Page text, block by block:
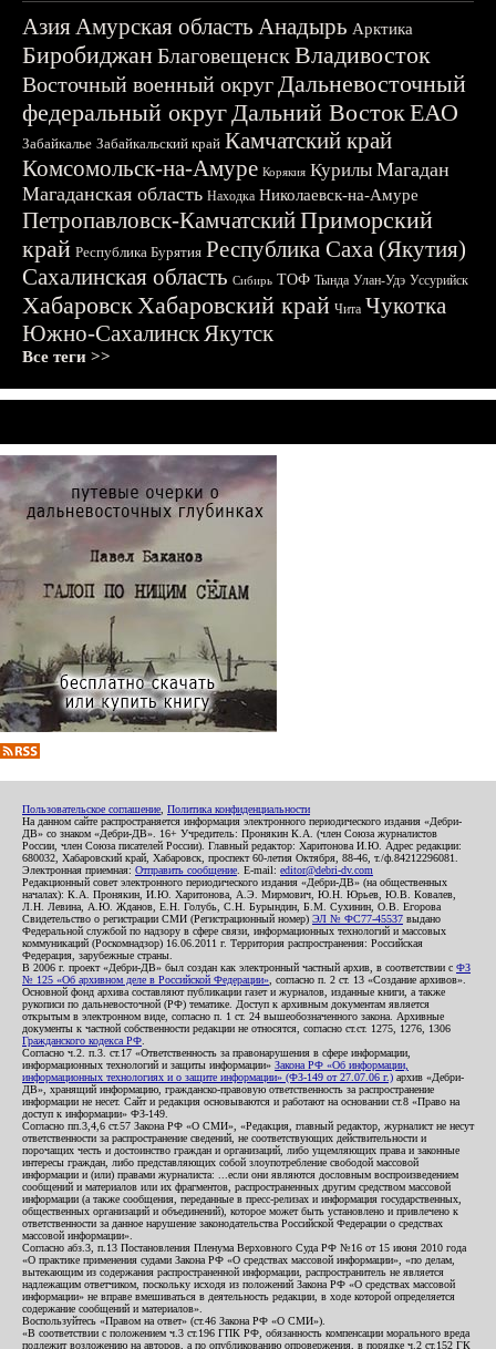
АзияАмурская область Анадырь Арктика
БиробиджанБлаговещенскВладивосток
Восточный военный округДальневосточный
федеральный округДальний ВостокЕАО
Забайкалье Забайкальский край Камчатский край
Комсомольск-на-Амуре Корякия Курилы Магадан
Магаданская область Находка Николаевск-на-Амуре
Петропавловск-КамчатскийПриморский
край Республика Бурятия Республика Саха (Якутия)
Сахалинская область Сибирь ТОФ Тында Улан-Удэ Уссурийск
ХабаровскХабаровский край Чита Чукотка
Южно-СахалинскЯкутск
Все теги >>
Пользовательское соглашение Политика конфиденциальности
На данном сайте распространяется информация электронного периодического издания «Дебри-
ДВ» со знаком «Дебри-ДВ». 16+ Учредитель: Пронякин К.А. (член Союза журналистов
России, член Союза писателей России). Главный редактор: Харитонова И.Ю. Адрес редакции:
680032, Хабаровский край, Хабаровск, проспект 60-летия Октября, 88-46, т./ф.84212296081.
Электронная приемная: Отправить сообщение . E-mail: editor@debri-dv.com
Редакционный совет электронного периодического издания «Дебри-ДВ» (на общественных
началах): К.А. Пронякин, И.Ю. Харитонова, А.Э. Мирмович, Ю.Н. Юрьев, Ю.В. Ковалев,
Л.Н. Левина, А.Ю. Жданов, Е.Н. Голубь, С.Н. Бурындин, Б.М. Сухинин, О.В. Егорова
Свидетельство о регистрации СМИ (Регистрационный номер) ЭЛ № ФС77-45537 выдано
Федеральной службой по надзору в сфере связи, информационных технологий и массовых
коммуникаций (Роскомнадзор) 16.06.2011 г. Территория распространения: Российская
Федерация, зарубежные страны.
В 2006 г. проект «Дебри-ДВ» был создан как электронный частный архив, в соответствии с ФЗ
№ 125 «Об архивном деле в Российской Федерации» , согласно п. 2 ст. 13 «Создание архивов».
Основной фонд архива составляют публикации газет и журналов, изданные книги, а также
рукописи по дальневосточной (РФ) тематике. Доступ к архивным документам является
открытым в электронном виде, согласно п. 1 ст. 24 вышеобозначенного закона. Архивные
документы к частной собственности редакции не относятся, согласно ст.ст. 1275, 1276, 1306
Гражданского кодекса РФ
Согласно ч.2. п.3. ст.17 «Ответственность за правонарушения в сфере информации,
информационных технологий и защиты информации» Закона РФ «Об информации,
информационных технологиях и о защите информации» (ФЗ-149 от 27.07.06 г.) архив «Дебри-
ДВ», хранящий информацию, гражданско-правовую ответственность за распространение
информации не несет. Сайт и редакция основываются и работают на основании ст.8 «Право на
доступ к информации» ФЗ-149.
Согласно пп.3,4,6 ст.57 Закона РФ «О СМИ», «Редакция, главный редактор, журналист не несут
ответственности за распространение сведений, не соответствующих действительности и
порочащих честь и достоинство граждан и организаций, либо ущемляющих права и законные
интересы граждан, либо представляющих собой злоупотребление свободой массовой
информации и (или) правами журналиста: ...если они являются дословным воспроизведением
сообщений и материалов или их фрагментов, распространенных другим средством массовой
информации (а также сообщения, переданные в пресс-релизах и информация государственных,
общественных организаций и объединений), которое может быть установлено и привлечено к
ответственности за данное нарушение законодательства Российской Федерации о средствах
массовой информации».
Согласно абз.3, п.13 Постановления Пленума Верховного Суда РФ №16 от 15 июня 2010 года
«О практике применения судами Закона РФ «О средствах массовой информации», «по делам,
вытекающим из содержания распространенной информации, распространитель не является
надлежащим ответчиком, поскольку исходя из положений Закона РФ «О средствах массовой
информации» не вправе вмешиваться в деятельность редакции, в ходе которой определяется
содержание сообщений и материалов».
Воспользуйтесь «Правом на ответ» (ст.46 Закона РФ «О СМИ»).
«В соответствии с положением ч.3 ст.196 ГПК РФ, обязанность компенсации морального вреда
подлежит возложению на авторов, а по опубликованию опровержения, в порядке ч.2 ст.152 ГК